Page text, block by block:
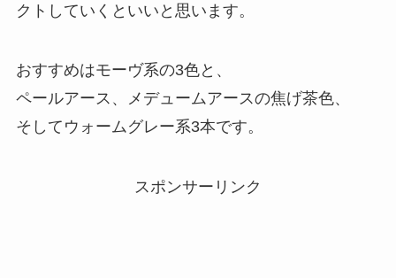
クトしていくといいと思います。
おすすめはモーヴ系の3色と、
ペールアース、メデュームアースの焦げ茶色、
そしてウォームグレー系3本です。
スポンサーリンク